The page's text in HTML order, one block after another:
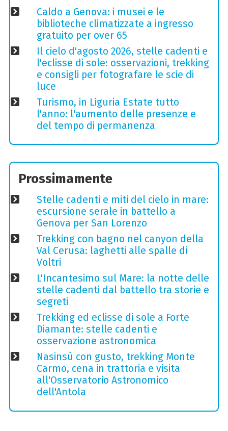
Caldo a Genova: i musei e le
biblioteche climatizzate a ingresso
gratuito per over 65
Il cielo d'agosto 2026, stelle cadenti e
l'eclisse di sole: osservazioni, trekking
e consigli per fotografare le scie di
luce
Turismo, in Liguria Estate tutto
l'anno: l'aumento delle presenze e
del tempo di permanenza
Prossimamente
Stelle cadenti e miti del cielo in mare:
escursione serale in battello a
Genova per San Lorenzo
Trekking con bagno nel canyon della
Val Cerusa: laghetti alle spalle di
Voltri
L'Incantesimo sul Mare: la notte delle
stelle cadenti dal battello tra storie e
segreti
Trekking ed eclisse di sole a Forte
Diamante: stelle cadenti e
osservazione astronomica
Nasinsù con gusto, trekking Monte
Carmo, cena in trattoria e visita
all'Osservatorio Astronomico
dell'Antola